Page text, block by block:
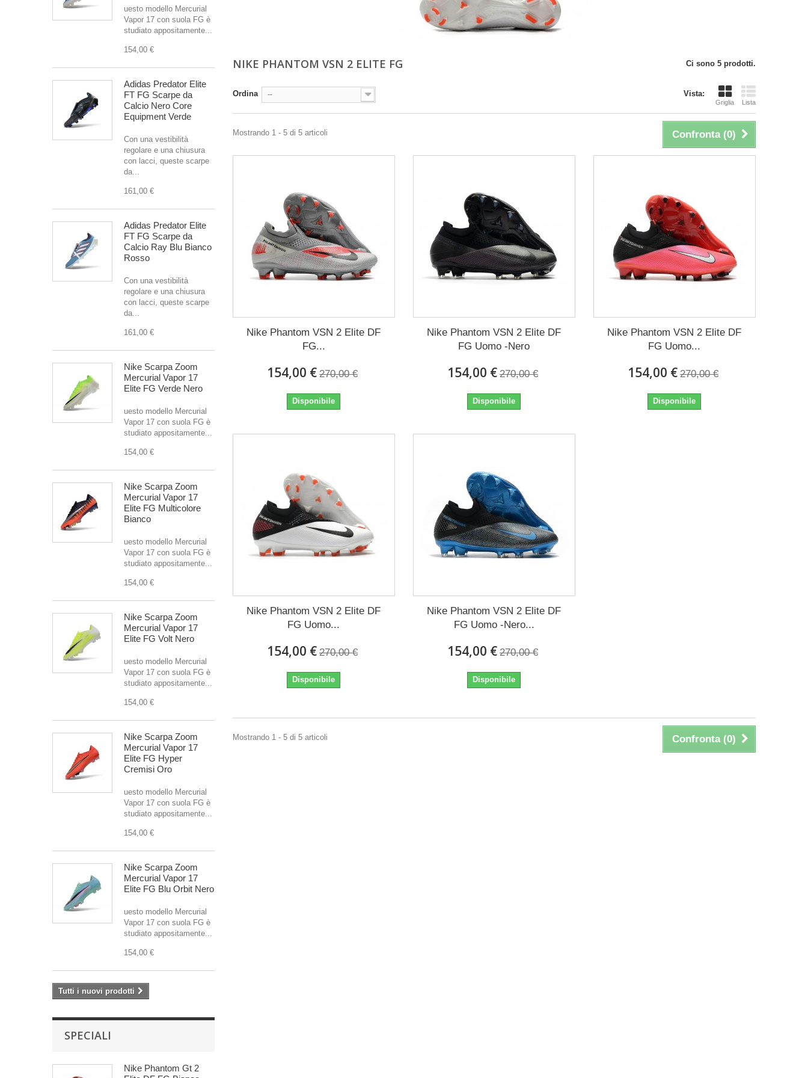
uesto modello Mercurial
Vapor 17 con suola FG è
studiato appositamente...
154,00 €
Adidas Predator Elite
FT FG Scarpe da
Calcio Nero Core
Equipment Verde
Con una vestibilità
regolare e una chiusura
con lacci, queste scarpe
da...
161,00 €
Adidas Predator Elite
FT FG Scarpe da
Calcio Ray Blu Bianco
Rosso
Con una vestibilità
regolare e una chiusura
con lacci, queste scarpe
da...
161,00 €
Nike Scarpa Zoom
Mercurial Vapor 17
Elite FG Verde Nero
uesto modello Mercurial
Vapor 17 con suola FG è
studiato appositamente...
154,00 €
Nike Scarpa Zoom
Mercurial Vapor 17
Elite FG Multicolore
Bianco
uesto modello Mercurial
Vapor 17 con suola FG è
studiato appositamente...
154,00 €
Nike Scarpa Zoom
Mercurial Vapor 17
Elite FG Volt Nero
uesto modello Mercurial
Vapor 17 con suola FG è
studiato appositamente...
154,00 €
Nike Scarpa Zoom
Mercurial Vapor 17
Elite FG Hyper
Cremisi Oro
uesto modello Mercurial
Vapor 17 con suola FG è
studiato appositamente...
154,00 €
Nike Scarpa Zoom
Mercurial Vapor 17
Elite FG Blu Orbit Nero
uesto modello Mercurial
Vapor 17 con suola FG è
studiato appositamente...
154,00 €
Tutti i nuovi prodotti
SPECIALI
Nike Phantom Gt 2
NIKE PHANTOM VSN 2 ELITE FG Ci sono 5 prodotti.
Vista:
Griglia Lista
Ordina --
Confronta (0)
Mostrando 1 - 5 di 5 articoli
Nike Phantom VSN 2 Elite DF
FG...
154,00 € 270,00 €
Disponibile
Nike Phantom VSN 2 Elite DF
FG Uomo -Nero
154,00 € 270,00 €
Disponibile
Nike Phantom VSN 2 Elite DF
FG Uomo...
154,00 € 270,00 €
Disponibile
Nike Phantom VSN 2 Elite DF
FG Uomo...
154,00 € 270,00 €
Disponibile
Nike Phantom VSN 2 Elite DF
FG Uomo -Nero...
154,00 € 270,00 €
Disponibile
Confronta (0)
Mostrando 1 - 5 di 5 articoli